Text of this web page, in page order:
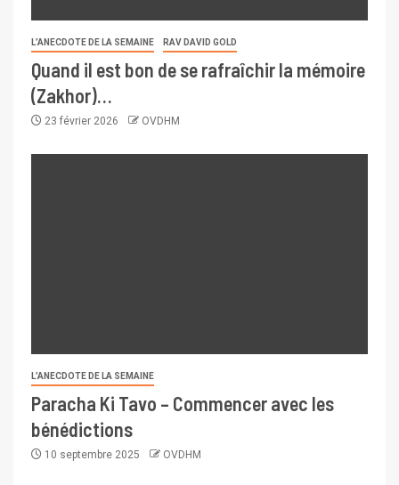
L’ANECDOTE DE LA SEMAINE RAV DAVID GOLD
Quand il est bon de se rafraîchir la mémoire
(Zakhor)…
23 février 2026 OVDHM
L’ANECDOTE DE LA SEMAINE
Paracha Ki Tavo – Commencer avec les
bénédictions
10 septembre 2025 OVDHM